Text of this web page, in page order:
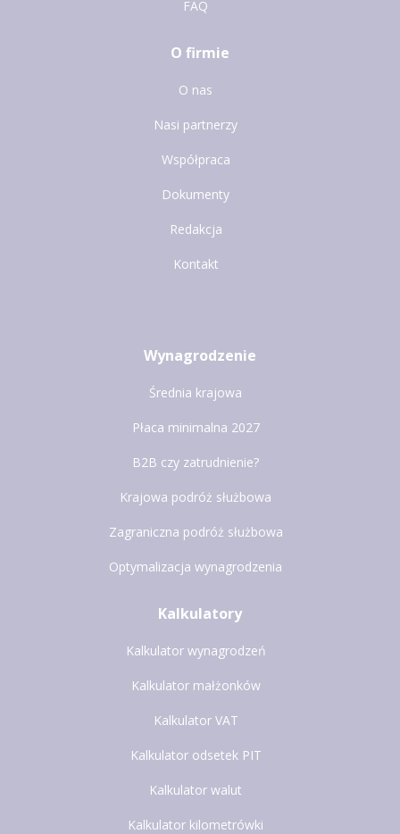
FAQ
O firmie
O nas
Nasi partnerzy
Współpraca
Dokumenty
Redakcja
Kontakt
Wynagrodzenie
Średnia krajowa
Płaca minimalna 2027
B2B czy zatrudnienie?
Krajowa podróż służbowa
Zagraniczna podróż służbowa
Optymalizacja wynagrodzenia
Kalkulatory
Kalkulator wynagrodzeń
Kalkulator małżonków
Kalkulator VAT
Kalkulator odsetek PIT
Kalkulator walut
Kalkulator kilometrówki